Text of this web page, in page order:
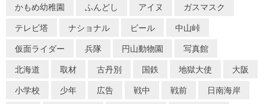
ン
かもめ幼稚園 ふんどし アイヌ
ガスマスク
テレビ塔
ナショナル ビール
中山峠
仮面ライダー
兵隊 円山動物園
写真館
北海道
取材 古丹別 国鉄 地獄大使
大阪
小学校
少年 広告 戦中 戦前
日南海岸